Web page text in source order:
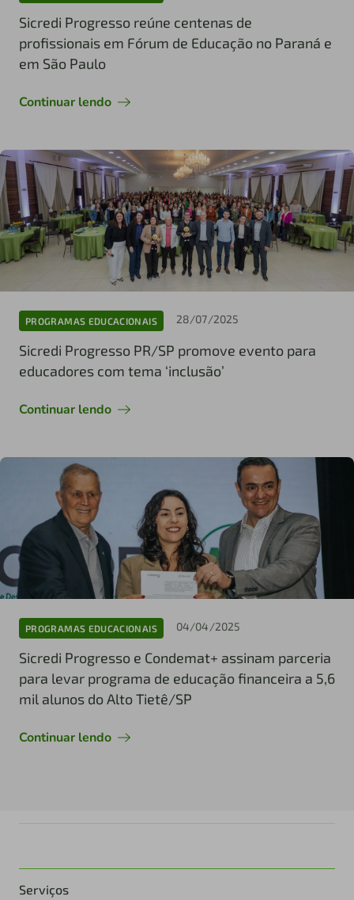
Sicredi Progresso reúne centenas de
profissionais em Fórum de Educação no Paraná e
em São Paulo
Continuar lendo
PROGRAMAS EDUCACIONAIS 28/07/2025
Sicredi Progresso PR/SP promove evento para
educadores com tema ‘inclusão’
Continuar lendo
PROGRAMAS EDUCACIONAIS 04/04/2025
Sicredi Progresso e Condemat+ assinam parceria
para levar programa de educação financeira a 5,6
mil alunos do Alto Tietê/SP
Continuar lendo
Serviços